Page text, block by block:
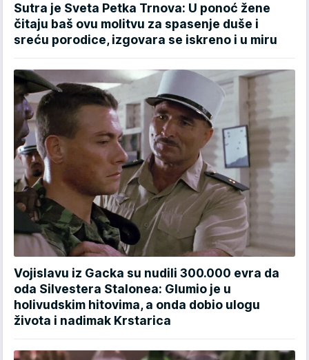
Sutra je Sveta Petka Trnova: U ponoć žene
čitaju baš ovu molitvu za spasenje duše i
sreću porodice, izgovara se iskreno i u miru
Vojislavu iz Gacka su nudili 300.000 evra da
oda Silvestera Stalonea: Glumio je u
holivudskim hitovima, a onda dobio ulogu
života i nadimak Krstarica